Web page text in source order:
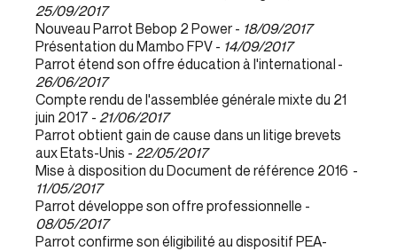
25/09/2017
Nouveau Parrot Bebop 2 Power - 18/09/2017
Présentation du Mambo FPV - 14/09/2017
Parrot étend son offre éducation à l'international -
26/06/2017
Compte rendu de l'assemblée générale mixte du 21
juin 2017 - 21/06/2017
Parrot obtient gain de cause dans un litige brevets
aux Etats-Unis - 22/05/2017
Mise à disposition du Document de référence 2016 -
11/05/2017
Parrot développe son offre professionnelle -
08/05/2017
Parrot confirme son éligibilité au dispositif PEA-